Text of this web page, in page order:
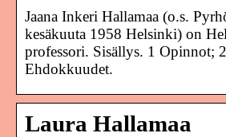
Jaana Inkeri Hallamaa (o.s.
kesäkuuta 1958 Helsinki) on
professori. Sisällys. 1 Opinnot;
Ehdokkuudet.
Laura Hallamaa